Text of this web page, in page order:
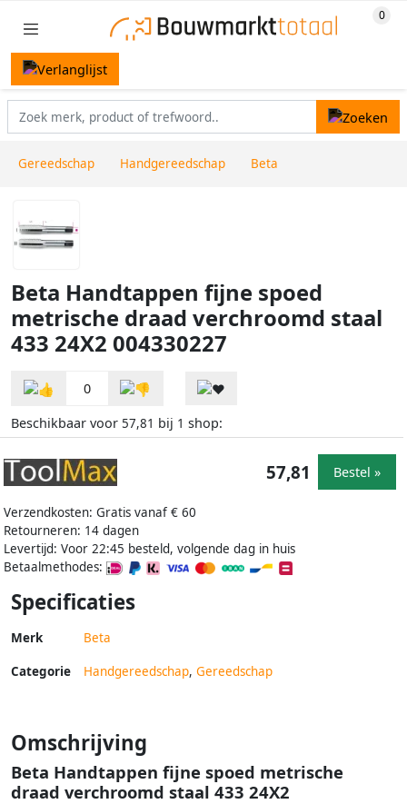
Gereedschap Handgereedschap Beta
Beta Handtappen fijne spoed
metrische draad verchroomd staal
433 24X2 004330227
0
Beschikbaar voor 57,81 bij 1 shop:
Verzendkosten: Gratis vanaf € 60
Retourneren: 14 dagen
Levertijd: Voor 22:45 besteld, volgende dag in huis
Betaalmethodes:
57,81 Bestel »
Specificaties
Merk Beta
Categorie Handgereedschap, Gereedschap
Omschrijving
Beta Handtappen fijne spoed metrische
draad verchroomd staal 433 24X2